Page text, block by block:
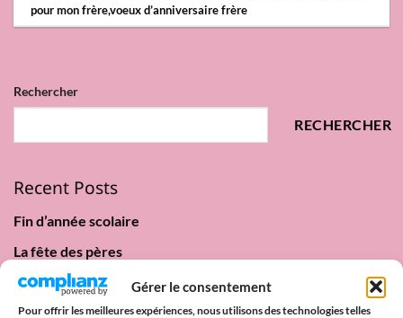
Gérer le consentement
Pour offrir les meilleures expériences, nous utilisons des technologies telles
pour mon frère,voeux d’anniversaire frère
Rechercher
RECHERCHER
Recent Posts
Fin d’année scolaire
La fête des pères
Lundi de Pentecôte 2025 : origine, traditions & paroles
d’amour